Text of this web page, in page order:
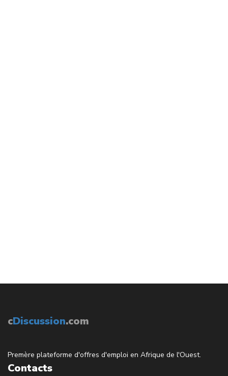
cDiscussion.com
Premère plateforme d'offres d'emploi en Afrique de l'Ouest.
Contacts